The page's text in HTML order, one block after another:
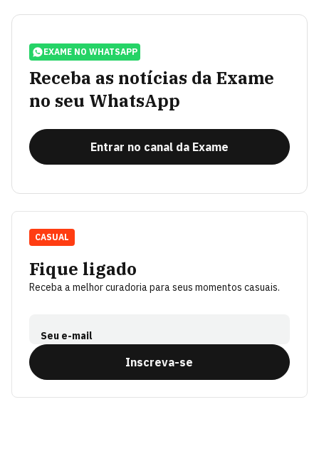
EXAME NO WHATSAPP
Receba as notícias da Exame
no seu WhatsApp
Entrar no canal da Exame
Fique ligado
Receba a melhor curadoria para seus momentos casuais.
Seu e-mail
Inscreva-se
CASUAL